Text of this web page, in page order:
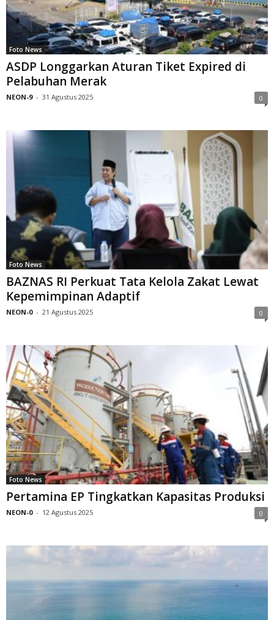
Foto News
ASDP Longgarkan Aturan Tiket Expired di
Pelabuhan Merak
NEON-9 - 31 Agustus 2025 0
Foto News
BAZNAS RI Perkuat Tata Kelola Zakat Lewat
Kepemimpinan Adaptif
NEON-0 - 21 Agustus 2025 0
Foto News
Pertamina EP Tingkatkan Kapasitas Produksi
NEON-0 - 12 Agustus 2025 0